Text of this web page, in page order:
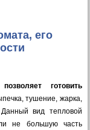
его
готовить
тушение, жарка,
вид тепловой
не большую часть